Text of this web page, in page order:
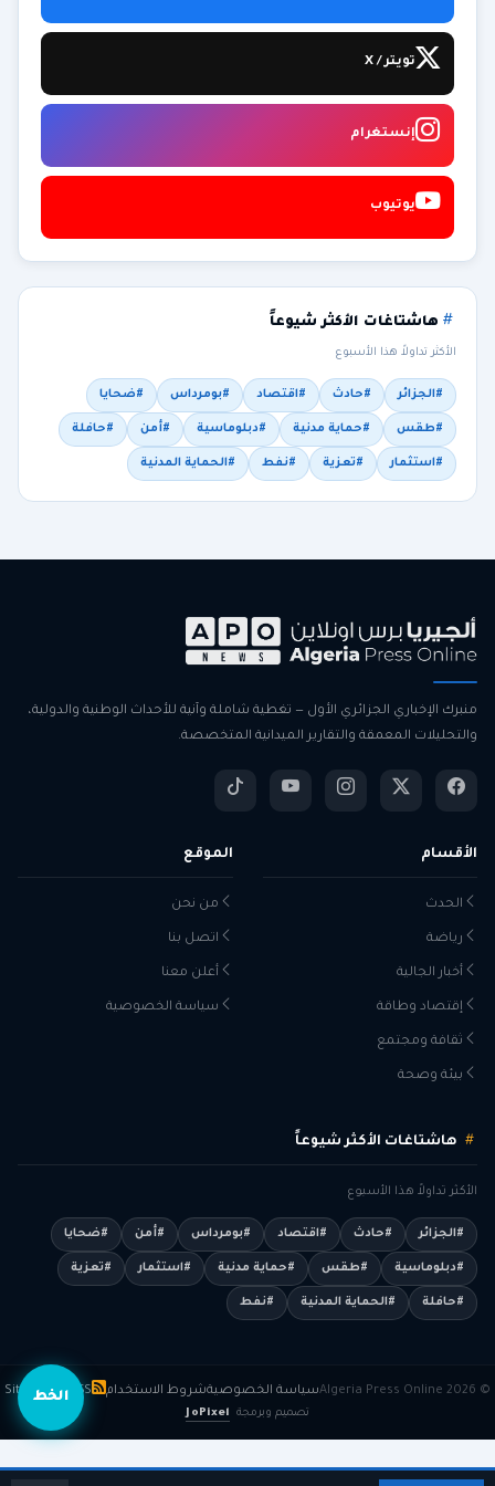
الخط
تويتر / X
إنستغرام
يوتيوب
هاشتاغات الأكثر شيوعاً
الأكثر تداولاً هذا الأسبوع
#الجزائر #حادث #اقتصاد #بومرداس #ضحايا
#طقس #حماية مدنية #دبلوماسية #أمن #حافلة
#استثمار #تعزية #نفط #الحماية المدنية
منبرك الإخباري الجزائري الأول — تغطية شاملة وآنية للأحداث الوطنية والدولية،
والتحليلات المعمقة والتقارير الميدانية المتخصصة.
الأقسام
الحدث
رياضة
أخبار الجالية
إقتصاد وطاقة
ثقافة ومجتمع
بيئة وصحة
الموقع
من نحن
اتصل بنا
أعلن معنا
سياسة الخصوصية
هاشتاغات الأكثر شيوعاً
الأكثر تداولاً هذا الأسبوع
#الجزائر #حادث #اقتصاد #بومرداس #أمن #ضحايا
#دبلوماسية #طقس #حماية مدنية #استثمار #تعزية
#حافلة #الحماية المدنية #نفط
© 2026 Algeria Press Online سياسة الخصوصيةشروط الاستخدام RSS
Sitemap
تصميم وبرمجة JoPixel